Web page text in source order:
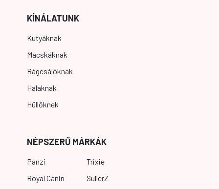
KÍNÁLATUNK
Kutyáknak
Macskáknak
Rágcsálóknak
Halaknak
Hüllőknek
NÉPSZERŰ MÁRKÁK
Panzi
Royal Canin
Trixie
SullerZ